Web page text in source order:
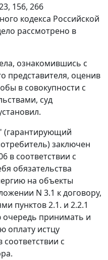
, 156, 266
кодекса Российской
рассмотрено в
ознакомившись с
представителя, оценив
в совокупности с
суд
(гарантирующий
заключен
в соответствии с
обязательства
на объекты
N 3.1 к договору,
пунктов 2.1. и 2.2.1
очередь принимать и
оплату истцу
соответствии с